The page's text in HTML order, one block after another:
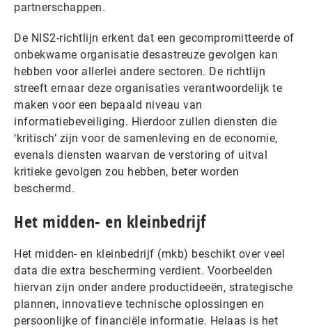
partnerschappen.
De NIS2-richtlijn erkent dat een gecompromitteerde of
onbekwame organisatie desastreuze gevolgen kan
hebben voor allerlei andere sectoren. De richtlijn
streeft ernaar deze organisaties verantwoordelijk te
maken voor een bepaald niveau van
informatiebeveiliging. Hierdoor zullen diensten die
‘kritisch’ zijn voor de samenleving en de economie,
evenals diensten waarvan de verstoring of uitval
kritieke gevolgen zou hebben, beter worden
beschermd.
Het midden- en kleinbedrijf
Het midden- en kleinbedrijf (mkb) beschikt over veel
data die extra bescherming verdient. Voorbeelden
hiervan zijn onder andere productideeën, strategische
plannen, innovatieve technische oplossingen en
persoonlijke of financiële informatie. Helaas is het